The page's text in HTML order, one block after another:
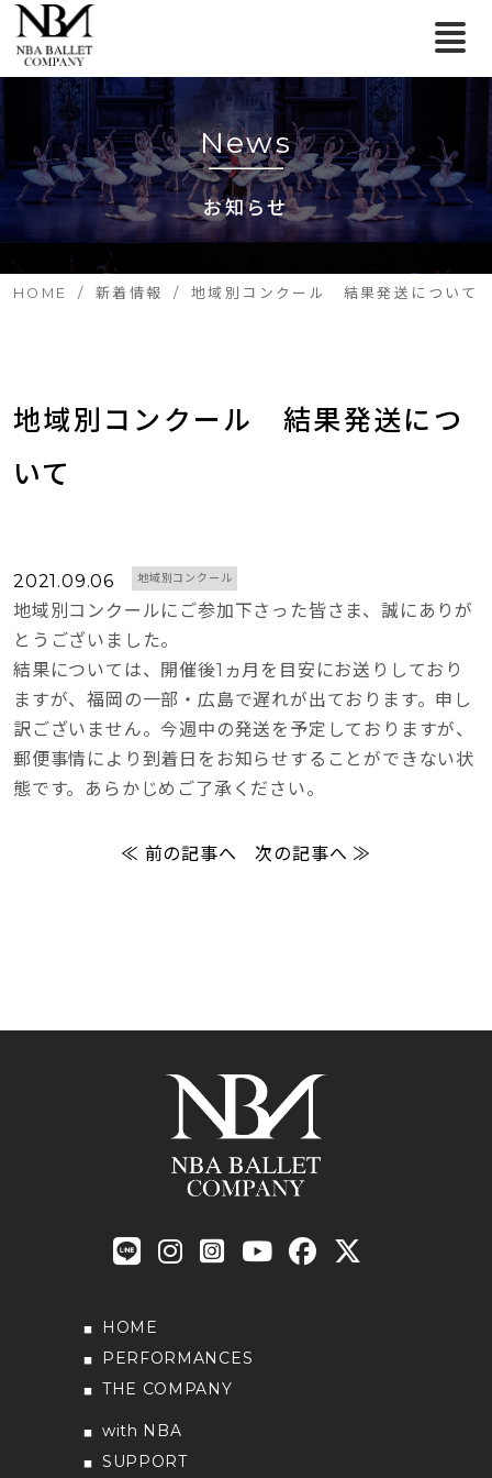
News
お知らせ
HOME 新着情報 地域別コンクール 結果発送について
地域別コンクール　結果発送につ
いて
2021.09.06 地域別コンクール
地域別コンクールにご参加下さった皆さま、誠にありが
とうございました。
結果については、開催後1ヵ月を目安にお送りしており
ますが、福岡の一部・広島で遅れが出ております。申し
訳ございません。今週中の発送を予定しておりますが、
郵便事情により到着日をお知らせすることができない状
態です。あらかじめご了承ください。
≪ 前の記事へ 次の記事へ ≫
HOME
PERFORMANCES
THE COMPANY
with NBA
SUPPORT